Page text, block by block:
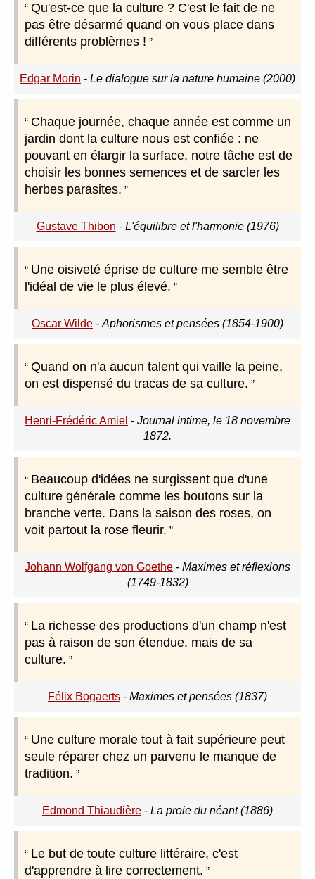
Qu'est-ce que la culture ? C'est le fait de ne
pas être désarmé quand on vous place dans
différents problèmes !
Edgar Morin - Le dialogue sur la nature humaine (2000)
Chaque journée, chaque année est comme un
jardin dont la culture nous est confiée : ne
pouvant en élargir la surface, notre tâche est de
choisir les bonnes semences et de sarcler les
herbes parasites.
Gustave Thibon - L'équilibre et l'harmonie (1976)
Une oisiveté éprise de culture me semble être
l'idéal de vie le plus élevé.
Oscar Wilde - Aphorismes et pensées (1854-1900)
Quand on n'a aucun talent qui vaille la peine,
on est dispensé du tracas de sa culture.
Henri-Frédéric Amiel - Journal intime, le 18 novembre
1872.
Beaucoup d'idées ne surgissent que d'une
culture générale comme les boutons sur la
branche verte. Dans la saison des roses, on
voit partout la rose fleurir.
Johann Wolfgang von Goethe - Maximes et réflexions
(1749-1832)
La richesse des productions d'un champ n'est
pas à raison de son étendue, mais de sa
culture.
Félix Bogaerts - Maximes et pensées (1837)
Une culture morale tout à fait supérieure peut
seule réparer chez un parvenu le manque de
tradition.
Edmond Thiaudière - La proie du néant (1886)
Le but de toute culture littéraire, c'est
d'apprendre à lire correctement.